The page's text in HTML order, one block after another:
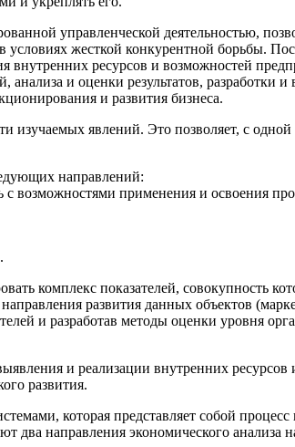
управленческой деятельностью,
условиях жесткой конкурентной борьбы.
внутренних ресурсов и возможностей
и оценки результатов, разработки и
и развития бизнеса.
изучаемых явлений. Это позволяет, с
направлений:
с возможностями применения и освоения
комплекс показателей, совокупность
развития данных объектов
и разработав методы оценки уровня
и реализации внутренних ресурсов
развития.
которая представляет собой
два направления экономического анализа